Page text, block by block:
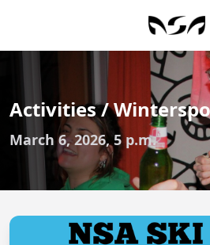
Activities /
March 6, 2026, 5 p.m.